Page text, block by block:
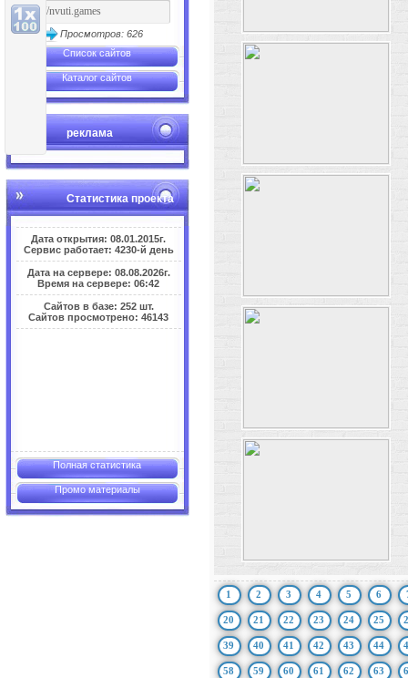
Просмотров: 626
Список сайтов
Каталог сайтов
реклама
Статистика проекта
Дата открытия: 08.01.2015г.
Сервис работает: 4230-й день
Дата на сервере: 08.08.2026г.
Время на сервере: 06:42
Сайтов в базе: 252 шт.
Сайтов просмотрено: 46143
Полная статистика
Промо материалы
1 2 3 4 5 6
20 21 22 23 24 25
39 40 41 42 43 44
58 59 60 61 62 63